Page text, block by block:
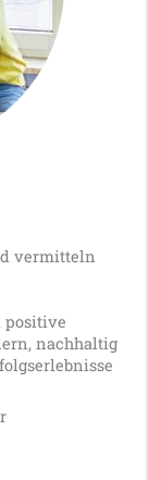
vermitteln
positive
nachhaltig